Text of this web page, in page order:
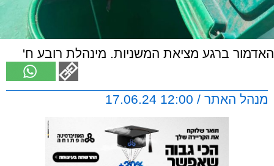
האדמור ברגע מציאת המשניות. מינהלת רובע ח'
מנהל האתר / 12:00 17.06.24